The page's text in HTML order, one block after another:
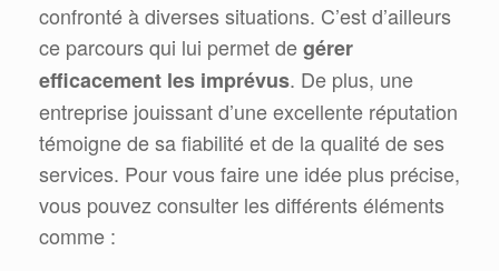
confronté à diverses situations. C’est d’ailleurs
ce parcours qui lui permet degérer
efficacement les imprévus. De plus, une
entreprise jouissant d’une excellente réputation
témoigne de sa fiabilité et de la qualité de ses
services. Pour vous faire une idée plus précise,
vous pouvez consulter les différents éléments
comme :